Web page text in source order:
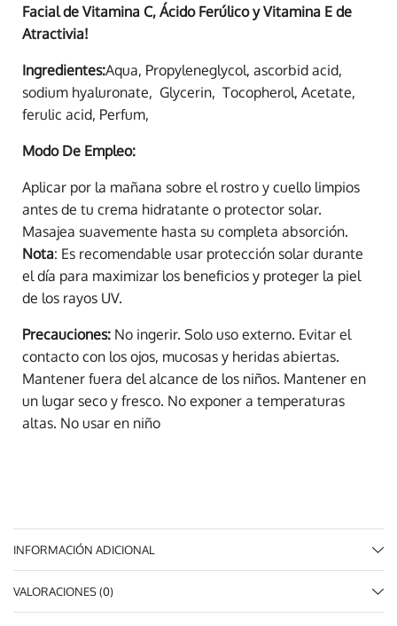
Facial de Vitamina C, Ácido Ferúlico y Vitamina E de
Atractivia!
Ingredientes:Aqua, Propyleneglycol, ascorbid acid,
sodium hyaluronate, Glycerin, Tocopherol, Acetate,
ferulic acid, Perfum,
Modo De Empleo:
Aplicar por la mañana sobre el rostro y cuello limpios
antes de tu crema hidratante o protector solar.
Masajea suavemente hasta su completa absorción.
Nota: Es recomendable usar protección solar durante
el día para maximizar los beneficios y proteger la piel
de los rayos UV.
Precauciones: No ingerir. Solo uso externo. Evitar el
contacto con los ojos, mucosas y heridas abiertas.
Mantener fuera del alcance de los niños. Mantener en
un lugar seco y fresco. No exponer a temperaturas
altas. No usar en niño
INFORMACIÓN ADICIONAL
VALORACIONES (0)